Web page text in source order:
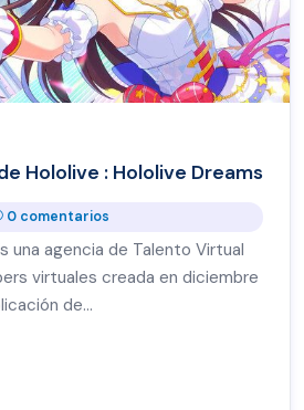
Hololive : Hololive Dreams
0 comentarios
una agencia de Talento Virtual
virtuales creada en diciembre
de…